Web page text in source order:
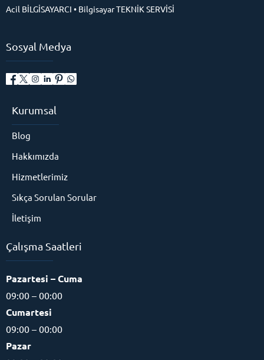
Acil BİLGİSAYARCI • Bilgisayar TEKNİK SERVİSİ
Sosyal Medya
Kurumsal
Blog
Hakkımızda
Hizmetlerimiz
Sıkça Sorulan Sorular
İletişim
Çalışma Saatleri
Pazartesi – Cuma
09:00 – 00:00
Cumartesi
09:00 – 00:00
Pazar